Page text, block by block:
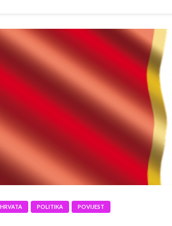
POLITIKA
POVIJEST